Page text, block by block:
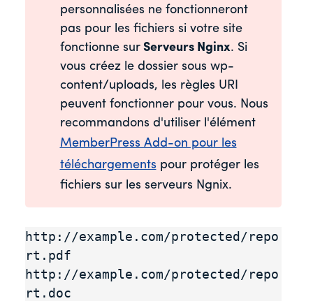
personnalisées ne fonctionneront
pas pour les fichiers si votre site
fonctionne surServeurs Nginx. Si
vous créez le dossier sous wp-
content/uploads, les règles URI
peuvent fonctionner pour vous. Nous
recommandons d'utiliser l'élément
MemberPress Add-on pour les
téléchargements pour protéger les
fichiers sur les serveurs Ngnix.
http://example.com/protected/repo
rt.pdf
http://example.com/protected/repo
rt.doc